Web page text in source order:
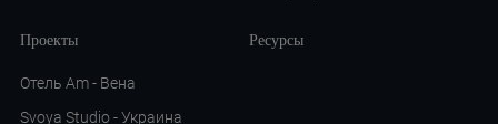
Проекты
Отель Am - Вена
Svoya Studio - Украина
Ресурсы